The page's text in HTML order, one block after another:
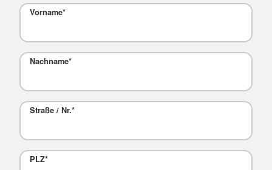
Vorname*
Nachname*
Straße / Nr.*
PLZ*